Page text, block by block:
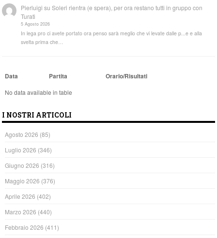
Pierluigi suSoleri rientra (e spera), per ora restano tutti in gruppo con
Turati
5 Agosto 2026
In lega pro ci avete portato ora penso sarà meglio che vi levate dalle p...e e alla
svelta prima che…
Data Partita Orario/Risultati
No data available in table
I NOSTRI ARTICOLI
Agosto 2026 (85)
Luglio 2026 (346)
Giugno 2026 (316)
Maggio 2026 (376)
Aprile 2026 (402)
Marzo 2026 (440)
Febbraio 2026 (411)